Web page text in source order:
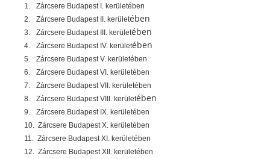
1.
Zárcsere Budapest I. kerületében
2.
Zárcsere Budapest II. kerületében
3. Zárcsere Budapest III. kerületében
4. Zárcsere Budapest IV. kerületében
5.
Zárcsere Budapest V. kerületében
6.
Zárcsere Budapest VI. kerületében
7.
Zárcsere Budapest VII. kerületében
8.
Zárcsere Budapest VIII. kerületében
9.
Zárcsere Budapest IX. kerületében
10. Zárcsere Budapest X. kerületében
11. Zárcsere Budapest XI. kerületében
12. Zárcsere Budapest XII. kerületében